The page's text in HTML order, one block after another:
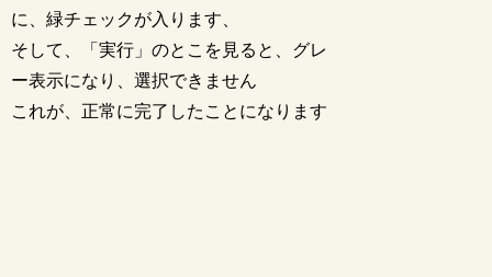
に、緑チェックが入ります、
そして、「実行」のとこを見ると、グレ
ー表示になり、選択できません
これが、正常に完了したことになります